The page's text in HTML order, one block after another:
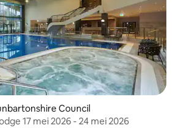
Council
17 mei 2026 - 24 mei 2026